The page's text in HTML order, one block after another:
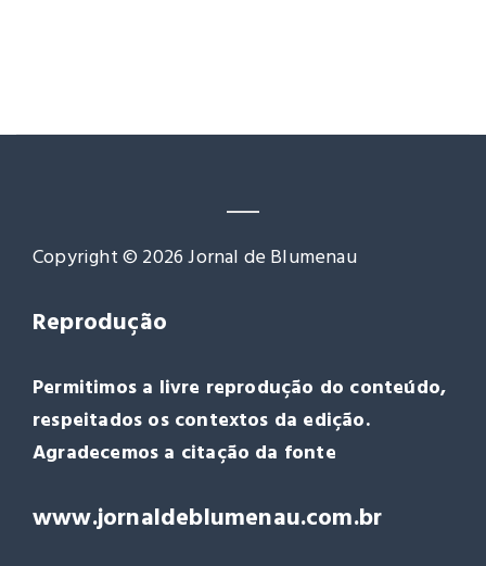
Copyright © 2026 Jornal de Blumenau
Reprodução
Permitimos a livre reprodução do conteúdo,
respeitados os contextos da edição.
Agradecemos a citação da fonte
www.jornaldeblumenau.com.br